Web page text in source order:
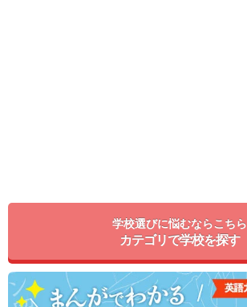
学校選びに悩むならこちら
カテゴリで学校を探す